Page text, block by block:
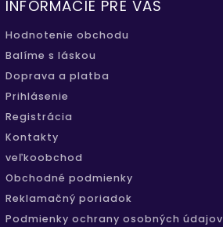
INFORMÁCIE PRE VÁS
Hodnotenie obchodu
Balíme s láskou
Doprava a platba
Prihlásenie
Registrácia
Kontakty
veľkoobchod
Obchodné podmienky
Reklamačný poriadok
Podmienky ochrany osobných údajov